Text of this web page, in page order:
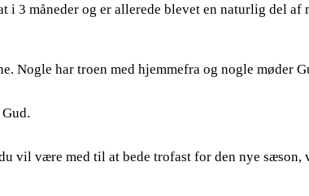
3 måneder og er allerede blevet en naturlig del af
har troen med hjemmefra og nogle møder
vil være med til at bede trofast for den nye sæson,